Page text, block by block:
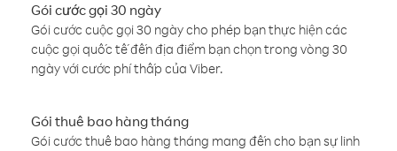
Gói cước gọi 30 ngày
Gói cước cuộc gọi 30 ngày cho phép bạn thực hiện các
cuộc gọi quốc tế đến địa điểm bạn chọn trong vòng 30
ngày với cước phí thấp của Viber.
Gói thuê bao hàng tháng
Gói cước thuê bao hàng tháng mang đến cho bạn sự linh